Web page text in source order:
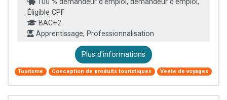
100 % demandeur d’emploi, demandeur d’emploi,
Éligible CPF
BAC+2
Apprentissage, Professionnalisation
Plus d'informations
Tourisme Conception de produits touristiques Vente de voyages